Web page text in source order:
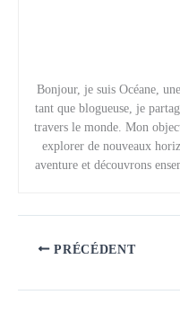
Bonjour, je suis Océane,
tant que blogueuse, je
travers le monde. Mon
explorer de nouveaux
aventure et découvrons
PRÉCÉDENT